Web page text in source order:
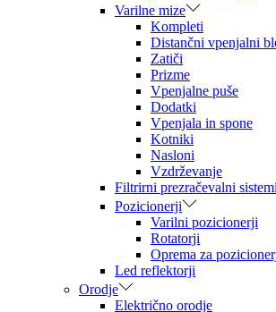
Varilne mize
Kompleti
Distančni vpenjalni
Zatiči
Prizme
Vpenjalne puše
Dodatki
Vpenjala in spone
Kotniki
Nasloni
Vzdrževanje
Filtrirni prezračevalni sistemi
Pozicionerji
Varilni pozicionerji
Rotatorji
Oprema za
Led reflektorji
Orodje
Električno orodje